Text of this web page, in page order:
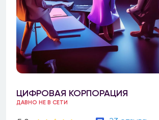
ЦИФРОВАЯ КОРПОРАЦИЯ
ДАВНО НЕ В СЕТИ